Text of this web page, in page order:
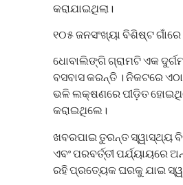
କରାଯାଇଥିଲା।
୧୦୫ ଜନସଂଖ୍ୟା ବିଶିଷ୍ଟ ଗାଁରେ
ଧୋବାଲିଙ୍ଗି ଗ୍ରାମଟି ଏକ
ବସବାସ କରନ୍ତି । ନିକଟରେ
ଭଳି ଲକ୍ଷଣରେ ପୀଡ଼ିତ
କରାଇଥିଲେ।
ଖବରପାଇ ତୁରନ୍ତ ସ୍ୱାସ୍ଥ୍ୟ
ଏବଂ ପରବର୍ତ୍ତୀ ପର୍ଯ୍ୟାୟରେ
ରହି ପ୍ରତ୍ୟେକ ଘରକୁ ଯାଇ